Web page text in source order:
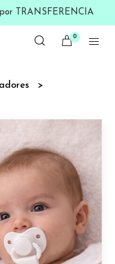
TRANSFERENCIA
0